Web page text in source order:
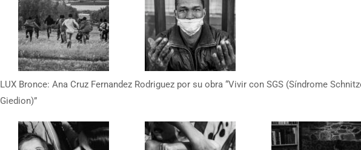
LUX Bronce: Ana Cruz Fernandez Rodriguez por su obra “Vivir con SGS (Síndrome
Giedion)”